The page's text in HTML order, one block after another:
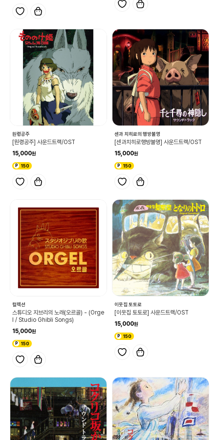
원령공주
[원령공주] 사운드트랙/OST
15,000
150
센과 치히로의 행방불명
[센과치히로행방불명] 사운드트랙/OST
15,000
150
컬렉션
스튜디오 지브리의 노래(오르골) - (Orge
l / Studio Ghibli Songs)
15,000
150
이웃집 토토로
[이웃집 토토로] 사운드트랙/OST
15,000
150